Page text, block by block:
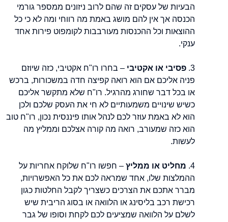
הבעיות של עסקים זה שהם לרוב ניזונים ממספר גורמי
הכנסה אך אין להם מושג באמת מה רווחי ומה לא כי כל
ההוצאות וכל ההכנסות מעורבבות לקומפוט פירות אחד
ענקי.
3. פסיבי או אקטיבי – בחרו רו"ח אקטיבי, כזה שיוזם
פניה אליכם אם הוא רואה קפיצה חדה במשכורות, ברכש
או בכל דבר שחורג מהרגיל. רו"ח שלא מתקשר אליכם
כשיש שינויים משמעותיים לא חי את העסק שלכם ולכן
הוא לא באמת עוזר לכם לנהל אותו פיננסית נכון, רו"ח טוב
הוא כזה שמעורב, רואה מה קורה אצלכם וממליץ מה
לעשות.
4. מחליט או ממליץ – חפשו רו"ח שלוקח אחריות על
ההמלצות שלו, אחד שמראה לכם את כל האפשרויות,
מברר אתכם את הצרכים כשצריך לקבל החלטות כגון
רכישת רכב בליסינג או הלוואה או בסוג הריבית שיש
לשלם על הלוואה שמציעים לכם לקחת וסופו של גבר